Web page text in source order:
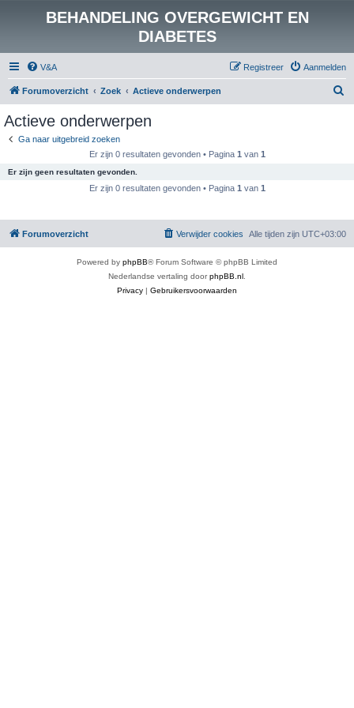
BEHANDELING OVERGEWICHT EN
DIABETES
V&A Aanmelden
Registreer
Forumoverzicht Zoek Actieve onderwerpen
Actieve onderwerpen
Ga naar uitgebreid zoeken
Er zijn 0 resultaten gevonden • Pagina 1 van 1
Er zijn geen resultaten gevonden.
Er zijn 0 resultaten gevonden • Pagina 1 van 1
Forumoverzicht Alle tijden zijn UTC+03:00
Verwijder cookies
Powered by phpBB® Forum Software © phpBB Limited
Nederlandse vertaling doorphpBB.nl
Privacy | Gebruikersvoorwaarden